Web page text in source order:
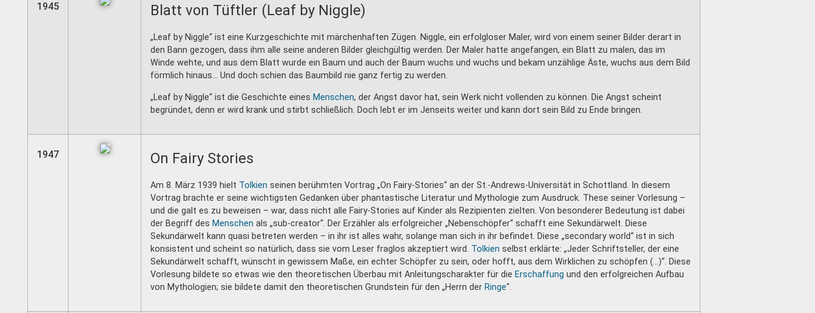
1945 Blatt von Tüftler (Leaf by Niggle)
„Leaf by Niggle“ ist eine Kurzgeschichte mit märchenhaften Zügen. Niggle, ein erfolgloser Maler, wird von einem seiner Bilder derart in
den Bann gezogen, dass ihm alle seine anderen Bilder gleichgültig werden. Der Maler hatte angefangen, ein Blatt zu malen, das im
Winde wehte, und aus dem Blatt wurde ein Baum und auch der Baum wuchs und wuchs und bekam unzählige Äste, wuchs aus dem Bild
förmlich hinaus… Und doch schien das Baumbild nie ganz fertig zu werden.
„Leaf by Niggle“ ist die Geschichte eines Menschen, der Angst davor hat, sein Werk nicht vollenden zu können. Die Angst scheint
begründet, denn er wird krank und stirbt schließlich. Doch lebt er im Jenseits weiter und kann dort sein Bild zu Ende bringen.
1947 On Fairy Stories
Am 8. März 1939 hielt Tolkien seinen berühmten Vortrag „On Fairy-Stories“ an der St.-Andrews-Universität in Schottland. In diesem
Vortrag brachte er seine wichtigsten Gedanken über phantastische Literatur und Mythologie zum Ausdruck. These seiner Vorlesung –
und die galt es zu beweisen – war, dass nicht alle Fairy-Stories auf Kinder als Rezipienten zielten. Von besonderer Bedeutung ist dabei
der Begriff des Menschen als „sub-creator“. Der Erzähler als erfolgreicher „Nebenschöpfer“ schafft eine Sekundärwelt. Diese
Sekundärwelt kann quasi betreten werden – in ihr ist alles wahr, solange man sich in ihr befindet. Diese „secondary world“ ist in sich
konsistent und scheint so natürlich, dass sie vom Leser fraglos akzeptiert wird. Tolkien selbst erklärte: „Jeder Schriftsteller, der eine
Sekundärwelt schafft, wünscht in gewissem Maße, ein echter Schöpfer zu sein, oder hofft, aus dem Wirklichen zu schöpfen (…)“. Diese
Vorlesung bildete so etwas wie den theoretischen Überbau mit Anleitungscharakter für die Erschaffung und den erfolgreichen Aufbau
von Mythologien; sie bildete damit den theoretischen Grundstein für den „Herrn der Ringe“.